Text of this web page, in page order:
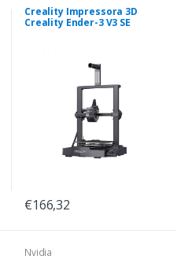
Creality Impressora 3D
Creality Ender-3 V3 SE
€166,32
Nvidia